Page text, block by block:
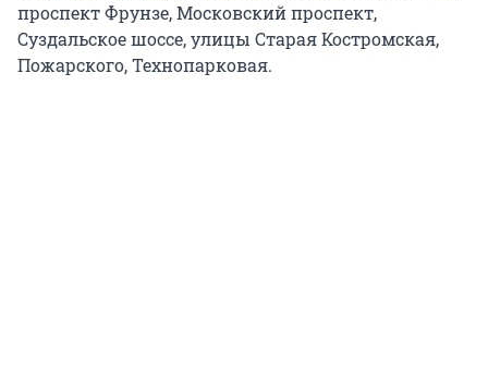
проспект Фрунзе, Московский проспект,
Суздальское шоссе, улицы Старая Костромская,
Пожарского, Технопарковая.